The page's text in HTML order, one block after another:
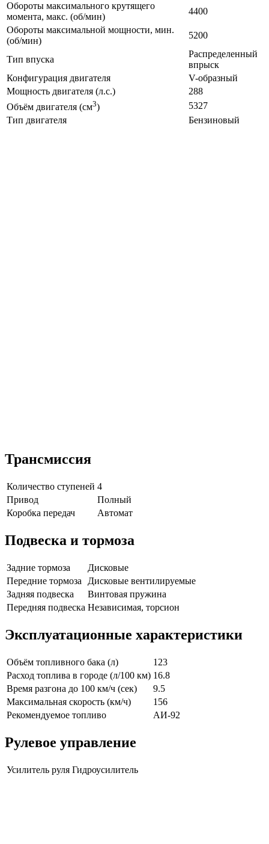
Обороты максимального крутящего
момента, макс. (об/мин)
4400
Обороты максимальной мощности, мин.
(об/мин)
5200
Тип впуска
Распределенный
впрыск
Конфигурация двигателя
V-образный
Мощность двигателя (л.с.)
288
Объём двигателя (см3)
5327
Тип двигателя
Бензиновый
Трансмиссия
Количество ступеней 4
Привод
Полный
Коробка передач
Автомат
Подвеска и тормоза
Задние тормоза
Дисковые
Передние тормоза
Дисковые вентилируемые
Задняя подвеска
Винтовая пружина
Передняя подвеска Независимая, торсион
Эксплуатационные характеристики
Объём топливного бака (л)
123
Расход топлива в городе (л/100 км) 16.8
Время разгона до 100 км/ч (сек)
9.5
Максимальная скорость (км/ч)
156
Рекомендуемое топливо
АИ-92
Рулевое управление
Усилитель руля Гидроусилитель